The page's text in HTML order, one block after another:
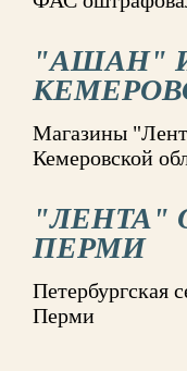
"АШАН"
Магазины
Кемеровской
"ЛЕНТА"
ПЕРМИ
Петербургская
Перми